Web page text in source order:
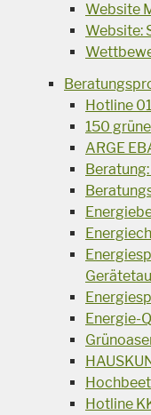
Website
Website:
Hotline
150
ARGE
Energie-
Hotline